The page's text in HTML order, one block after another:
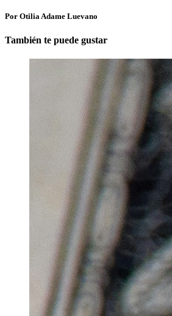
Por Otilia Adame Luevano
También te puede gustar